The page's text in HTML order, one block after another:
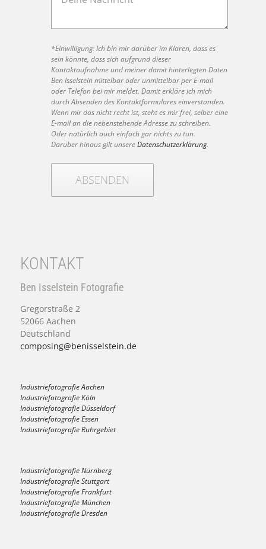
*Einwilligung: Ich bin mir darüber im Klaren, dass es
sein könnte, dass sich aufgrund dieser
Kontaktaufnahme und meiner damit hinterlegten Daten
Ben Isselstein mittelbar oder unmittelbar per E-mail
oder Telefon bei mir meldet. Damit erkläre ich mich
durch Absenden des Kontaktformulares einverstanden.
Wenn mir das nicht recht ist, steht es mir frei, selber eine
E-mail an die nebenstehende Adresse zu schreiben.
Oder natürlich auch einfach gar nichts zu tun.
Darüber hinaus gilt unsereDatenschutzerklärung.
ABSENDEN
KONTAKT
Ben Isselstein Fotografie
Gregorstraße 2
52066 Aachen
Deutschland
composing@benisselstein.de
Industriefotografie Aachen
Industriefotografie Köln
Industriefotografie Düsseldorf
Industriefotografie Essen
Industriefotografie Ruhrgebiet
Industriefotografie Nürnberg
Industriefotografie Stuttgart
Industriefotografie Frankfurt
Industriefotografie München
Industriefotografie Dresden